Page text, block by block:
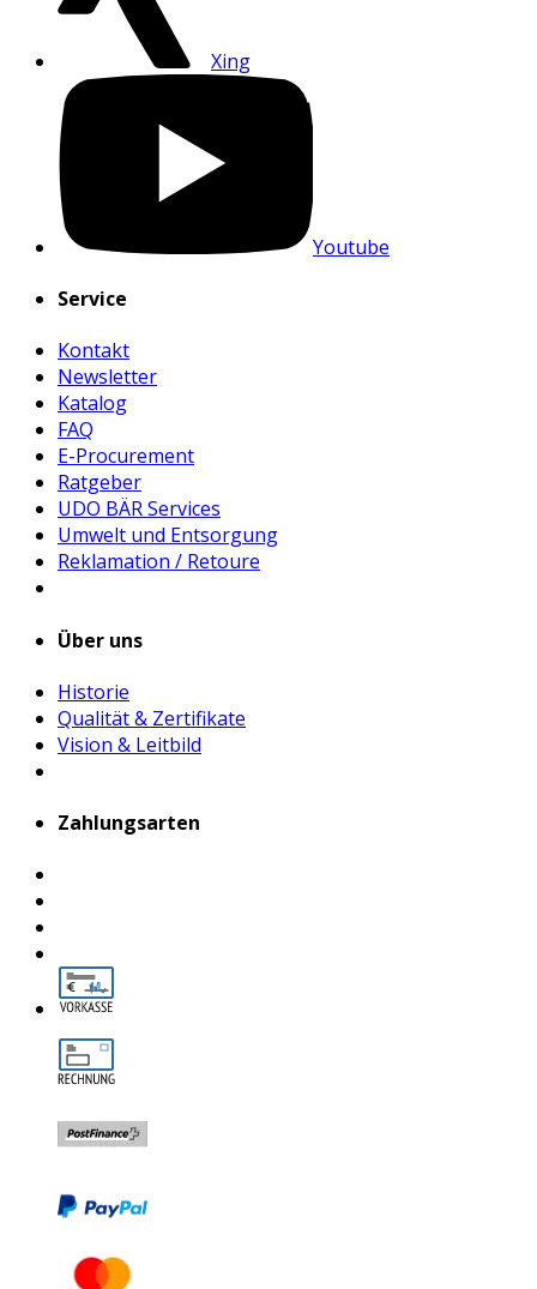
Xing
Youtube
Service
Kontakt
Newsletter
Katalog
FAQ
E-Procurement
Ratgeber
UDO BÄR Services
Umwelt und Entsorgung
Reklamation / Retoure
Über uns
Historie
Qualität & Zertifikate
Vision & Leitbild
Zahlungsarten